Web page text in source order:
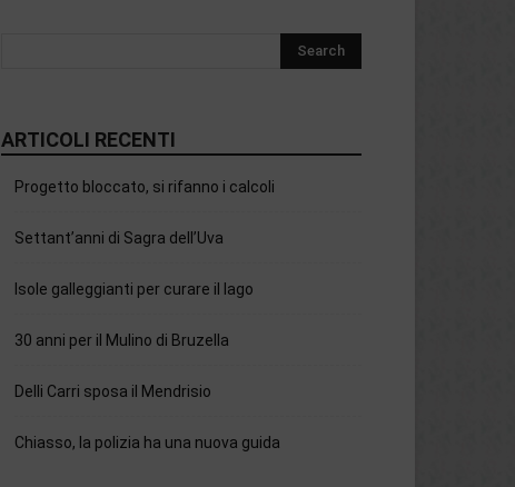
ARTICOLI RECENTI
Progetto bloccato, si rifanno i calcoli
Settant’anni di Sagra dell’Uva
Isole galleggianti per curare il lago
30 anni per il Mulino di Bruzella
Delli Carri sposa il Mendrisio
Chiasso, la polizia ha una nuova guida